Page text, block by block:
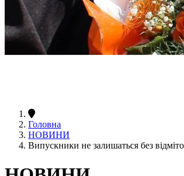
Головна
НОВИНИ
Випускники не залишаться без